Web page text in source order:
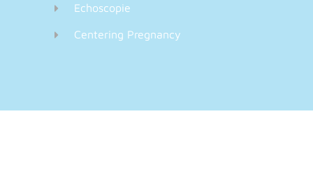
Echoscopie
Centering Pregnancy